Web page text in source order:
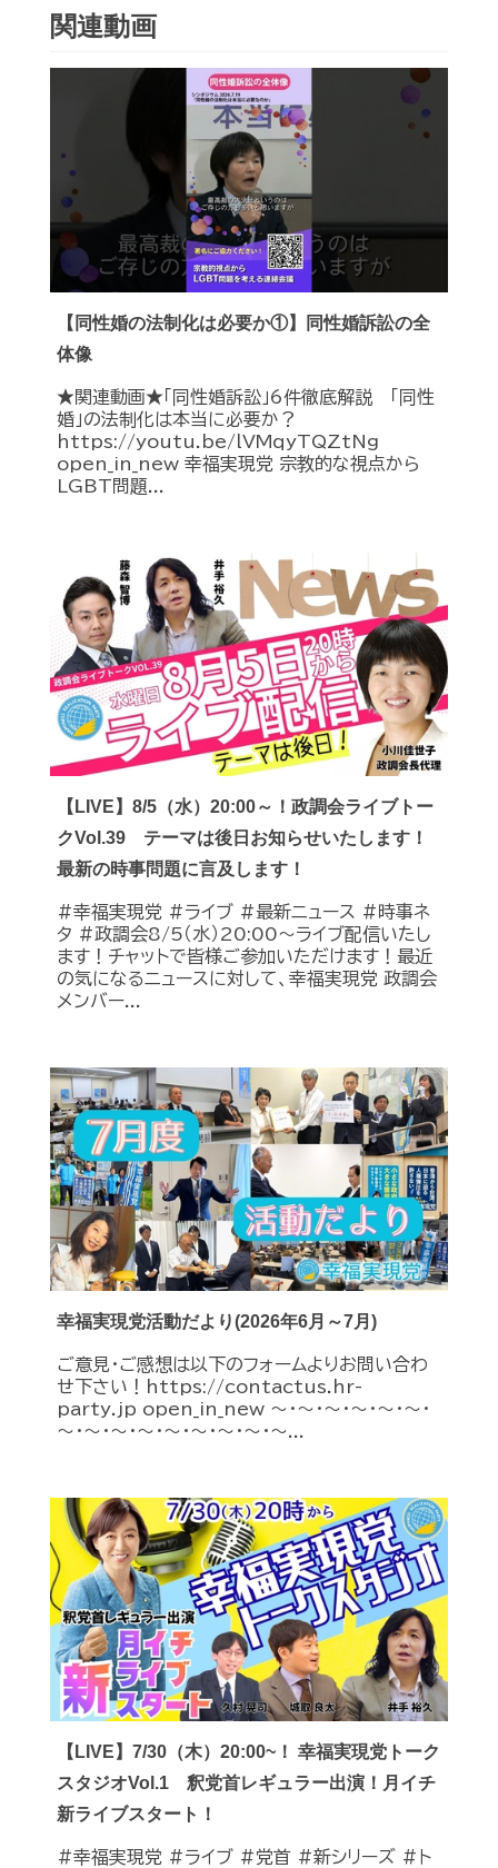
関連動画
【同性婚の法制化は必要か①】同性婚訴訟の全
体像
★関連動画★「同性婚訴訟」6件徹底解説 「同性
婚」の法制化は本当に必要か？
https://youtu.be/lVMqyTQZtNg
open_in_new 幸福実現党 宗教的な視点から
LGBT問題...
【LIVE】8/5（水）20:00～！政調会ライブトー
クVol.39 テーマは後日お知らせいたします！
最新の時事問題に言及します！
#幸福実現党 #ライブ #最新ニュース #時事ネ
タ #政調会8/5（水）20:00～ライブ配信いたし
ます！チャットで皆様ご参加いただけます！最近
の気になるニュースに対して、幸福実現党 政調会
メンバー...
幸福実現党活動だより(2026年6月～7月)
ご意見・ご感想は以下のフォームよりお問い合わ
せ下さい！https://contactus.hr-
party.jp open_in_new ～・～・～・～・～・～・
～・～・～・～・～・～・～・～・～...
【LIVE】7/30（木）20:00~！ 幸福実現党トーク
スタジオVol.1 釈党首レギュラー出演！月イチ
新ライブスタート！
#幸福実現党 #ライブ #党首 #新シリーズ #ト